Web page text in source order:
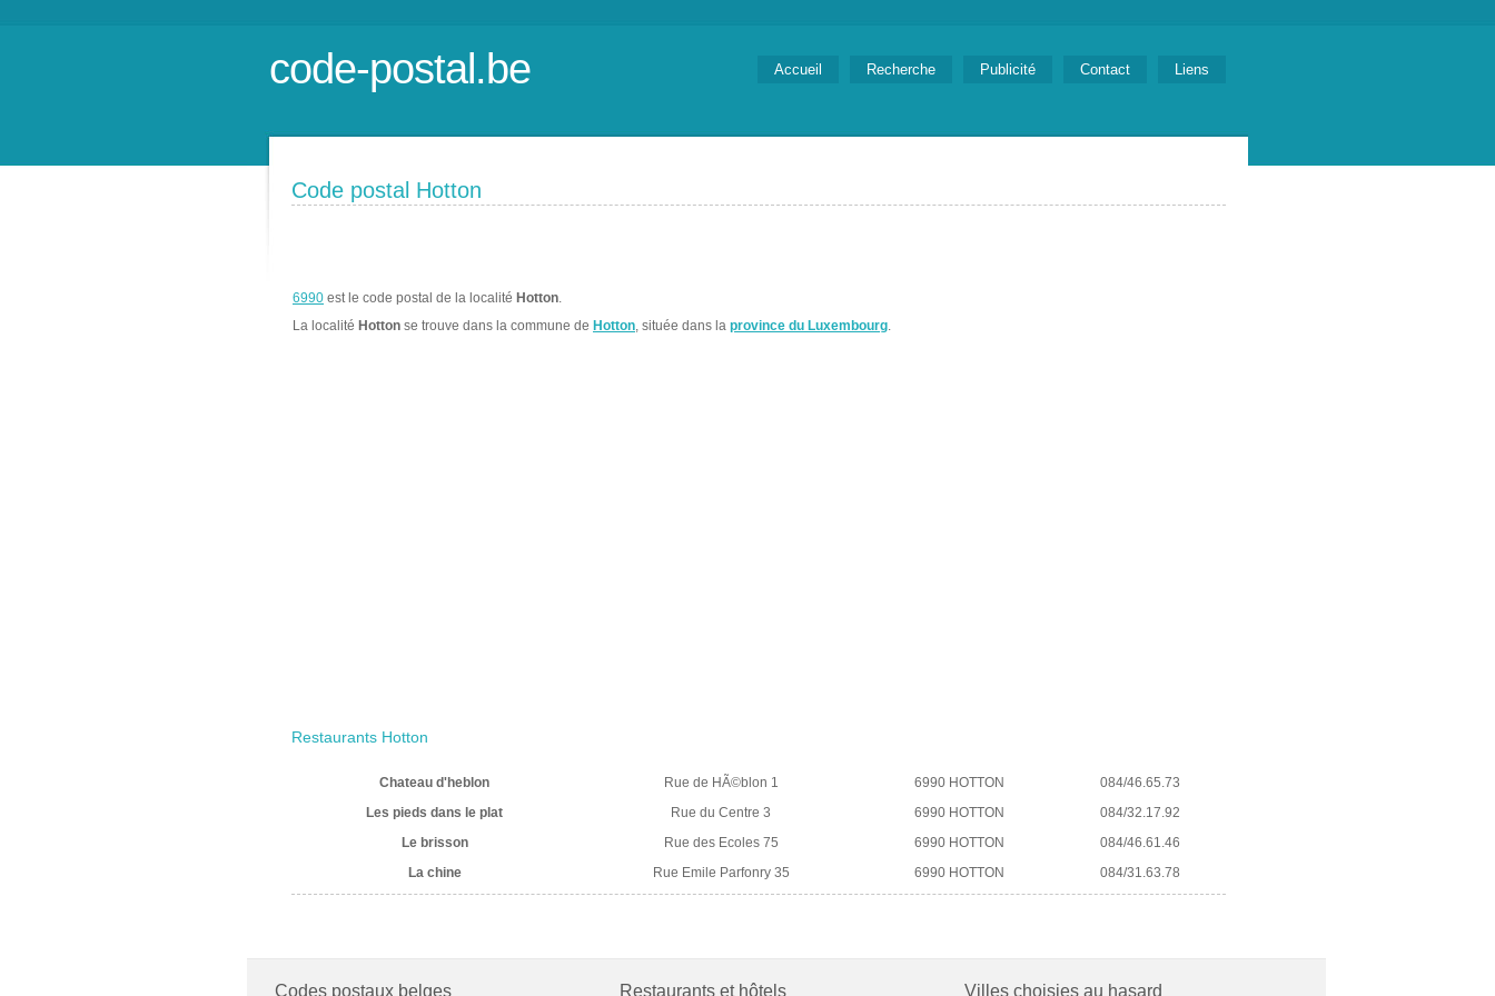
code-postal.be Accueil Recherche Publicité Contact Liens
Code postal Hotton
6990 est le code postal de la localité Hotton.
La localité Hotton se trouve dans la commune de Hotton, située dans la province du Luxembourg.
Restaurants Hotton
Chateau d'heblon Rue de HÃ©blon 1 6990 HOTTON
084/46.65.73
Les pieds dans le plat
Rue du Centre 3 6990 HOTTON
084/32.17.92
Le brisson
Rue des Ecoles 75 6990 HOTTON
084/46.61.46
La chine
Rue Emile Parfonry 35 6990 HOTTON 084/31.63.78
Codes postaux belges Restaurants et hôtels Villes choisies au hasard